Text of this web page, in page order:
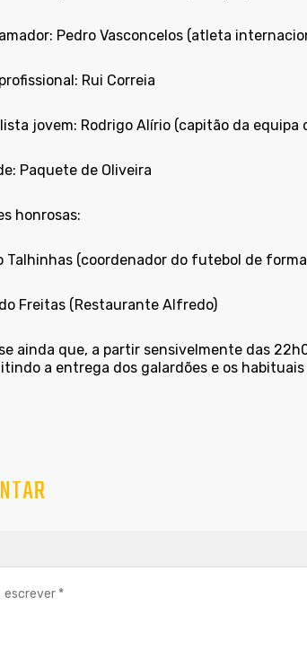
Pedro Vasconcelos (atleta
Rui Correia
jovem: Rodrigo Alírio (capitão da equipa
Paquete de Oliveira
honrosas:
Talhinhas (coordenador do futebol de
Freitas (Restaurante Alfredo)
ainda que, a partir sensivelmente das
a entrega dos galardões e os habituais